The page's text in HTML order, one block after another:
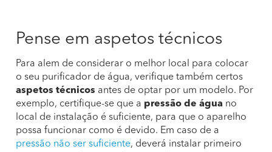
Pense em aspetos técnicos
Para alem de considerar o melhor local para colocar
o seu purificador de água, verifique também certos
aspetos técnicos antes de optar por um modelo. Por
exemplo, certifique-se que a pressão de água no
local de instalação é suficiente, para que o aparelho
possa funcionar como é devido. Em caso de a
pressão não ser suficiente, deverá instalar primeiro